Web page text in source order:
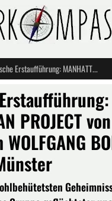
Deutsche Erstaufführung: MANHATTAN PROJECT von Stefano Massini im WOLFGANG BORCHERT THEATER Münster
PROJECT